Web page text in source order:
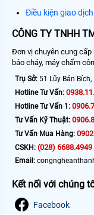
Điều kiện giao
CÔNG TY TNHH
Đơn vị chuyên cung cấp
báo cháy, máy chấm
Trụ Sở: 51 Lũy Bán
Hotline Tư Vấn:
Hotline Tư Vấn 1:
Tư Vấn Kỹ Thuật:
Tư Vấn Mua Hàng:
CSKH: (028) 6688.4949
Email:
Kết nối với chúng
Facebook